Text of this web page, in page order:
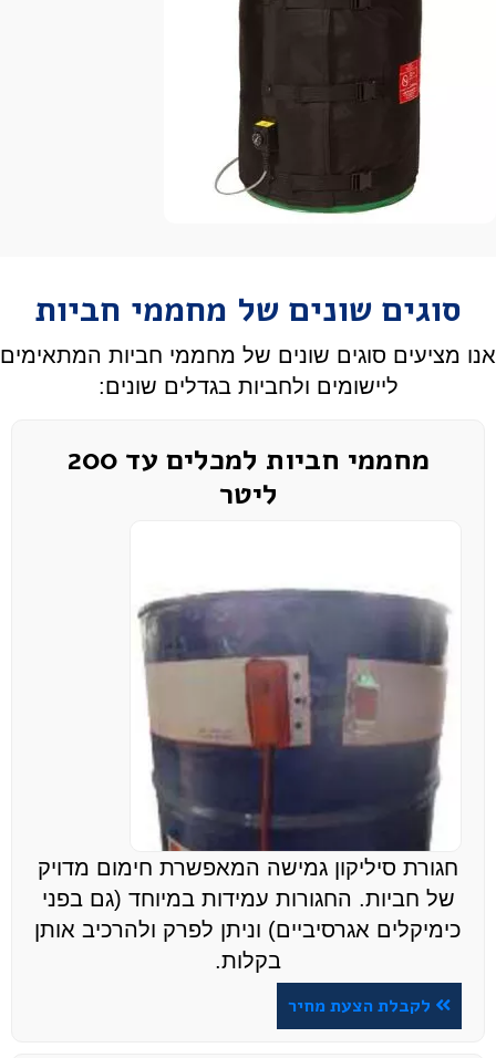
סוגים שונים של מחממי חביות
אנו מציעים סוגים שונים של מחממי חביות המתאימים
ליישומים ולחביות בגדלים שונים:
מחממי חביות למכלים עד 200
ליטר
חגורת סיליקון גמישה המאפשרת חימום מדויק
של חביות. החגורות עמידות במיוחד (גם בפני
כימיקלים אגרסיביים) וניתן לפרק ולהרכיב אותן
בקלות.
לקבלת הצעת מחיר